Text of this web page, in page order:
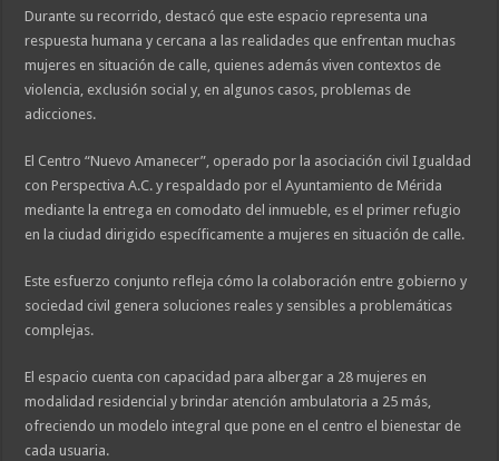
Durante su recorrido, destacó que este espacio representa una
respuesta humana y cercana a las realidades que enfrentan muchas
mujeres en situación de calle, quienes además viven contextos de
violencia, exclusión social y, en algunos casos, problemas de
adicciones.
El Centro “Nuevo Amanecer”, operado por la asociación civil Igualdad
con Perspectiva A.C. y respaldado por el Ayuntamiento de Mérida
mediante la entrega en comodato del inmueble, es el primer refugio
en la ciudad dirigido específicamente a mujeres en situación de calle.
Este esfuerzo conjunto refleja cómo la colaboración entre gobierno y
sociedad civil genera soluciones reales y sensibles a problemáticas
complejas.
El espacio cuenta con capacidad para albergar a 28 mujeres en
modalidad residencial y brindar atención ambulatoria a 25 más,
ofreciendo un modelo integral que pone en el centro el bienestar de
cada usuaria.